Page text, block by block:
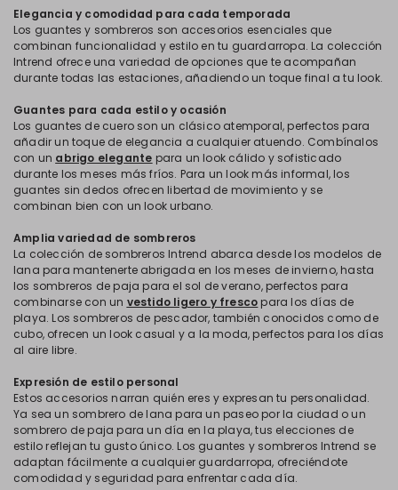
Elegancia y comodidad para cada temporada
Los guantes y sombreros son accesorios esenciales que
combinan funcionalidad y estilo en tu guardarropa. La colección
Intrend ofrece una variedad de opciones que te acompañan
durante todas las estaciones, añadiendo un toque final a tu look.
Guantes para cada estilo y ocasión
Los guantes de cuero son un clásico atemporal, perfectos para
añadir un toque de elegancia a cualquier atuendo. Combínalos
con un abrigo elegante para un look cálido y sofisticado
durante los meses más fríos. Para un look más informal, los
guantes sin dedos ofrecen libertad de movimiento y se
combinan bien con un look urbano.
Amplia variedad de sombreros
La colección de sombreros Intrend abarca desde los modelos de
lana para mantenerte abrigada en los meses de invierno, hasta
los sombreros de paja para el sol de verano, perfectos para
combinarse con un vestido ligero y fresco para los días de
playa. Los sombreros de pescador, también conocidos como de
cubo, ofrecen un look casual y a la moda, perfectos para los días
al aire libre.
Expresión de estilo personal
Estos accesorios narran quién eres y expresan tu personalidad.
Ya sea un sombrero de lana para un paseo por la ciudad o un
sombrero de paja para un día en la playa, tus elecciones de
estilo reflejan tu gusto único. Los guantes y sombreros Intrend se
adaptan fácilmente a cualquier guardarropa, ofreciéndote
comodidad y seguridad para enfrentar cada día.